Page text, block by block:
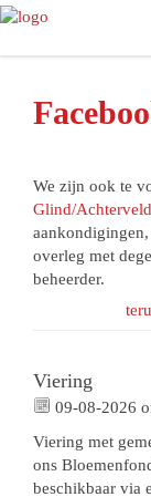
We zijn ook te
Glind/Achterveld
overleg met
beheerder.
Viering
09-08-2026
Viering met
ons
beschikbaar via